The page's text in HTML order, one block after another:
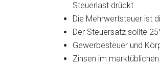
Steuerlast drückt
Die Mehrwertsteuer ist
Der Steuersatz sollte
Gewerbesteuer und
Zinsen im